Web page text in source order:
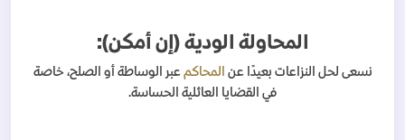
المحاولة الودية (إن أمكن):
نسعى لحل النزاعات بعيدًا عن المحاكمعبر الوساطة أو الصلح، خاصة
في القضايا العائلية الحساسة.